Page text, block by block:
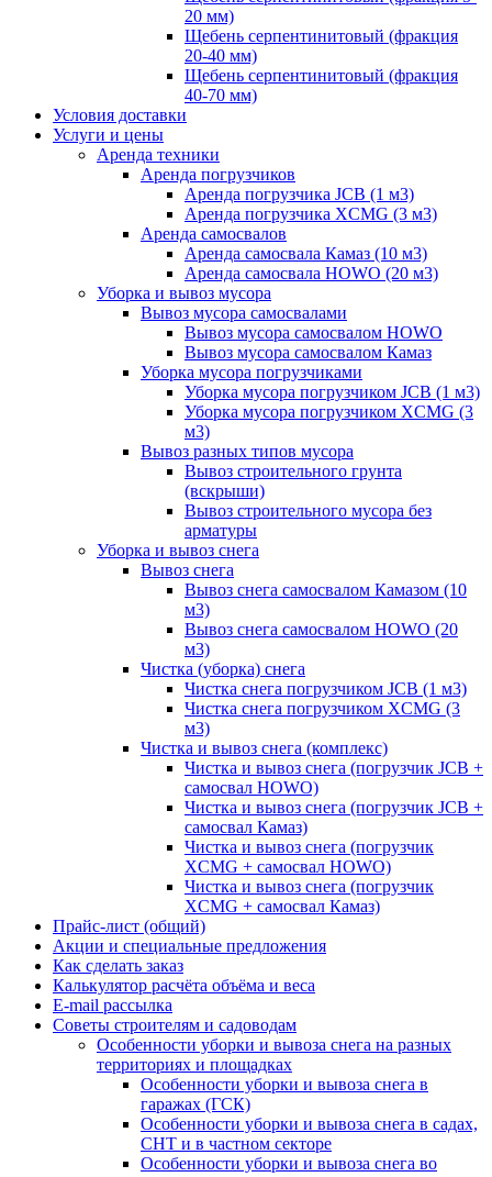
20 мм)
Щебень серпентинитовый (фракция
20-40 мм)
Щебень серпентинитовый (фракция
40-70 мм)
Условия доставки
Услуги и цены
Аренда техники
Аренда погрузчиков
Аренда погрузчика JCB (1 м3)
Аренда погрузчика XCMG (3 м3)
Аренда самосвалов
Аренда самосвала Камаз (10 м3)
Аренда самосвала HOWO (20 м3)
Уборка и вывоз мусора
Вывоз мусора самосвалами
Вывоз мусора самосвалом HOWO
Вывоз мусора самосвалом Камаз
Уборка мусора погрузчиками
Уборка мусора погрузчиком JCB (1 м3)
Уборка мусора погрузчиком XCMG (3
м3)
Вывоз разных типов мусора
Вывоз строительного грунта
(вскрыши)
Вывоз строительного мусора без
арматуры
Уборка и вывоз снега
Вывоз снега
Вывоз снега самосвалом Камазом (10
м3)
Вывоз снега самосвалом HOWO (20
м3)
Чистка (уборка) снега
Чистка снега погрузчиком JCB (1 м3)
Чистка снега погрузчиком XCMG (3
м3)
Чистка и вывоз снега (комплекс)
Чистка и вывоз снега (погрузчик JCB +
самосвал HOWO)
Чистка и вывоз снега (погрузчик JCB +
самосвал Камаз)
Чистка и вывоз снега (погрузчик
XCMG + самосвал HOWO)
Чистка и вывоз снега (погрузчик
XCMG + самосвал Камаз)
Прайс-лист (общий)
Акции и специальные предложения
Как сделать заказ
Калькулятор расчёта объёма и веса
E-mail рассылка
Советы строителям и садоводам
Особенности уборки и вывоза снега на разных
территориях и площадках
Особенности уборки и вывоза снега в
гаражах (ГСК)
Особенности уборки и вывоза снега в садах,
СНТ и в частном секторе
Особенности уборки и вывоза снега во